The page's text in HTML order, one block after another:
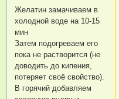
Желатин замачиваем в
холодной воде на 10-15
мин
Затем подогреваем его
пока не растворится (не
доводить до кипения,
потеряет своё свойство).
В горячий добавляем